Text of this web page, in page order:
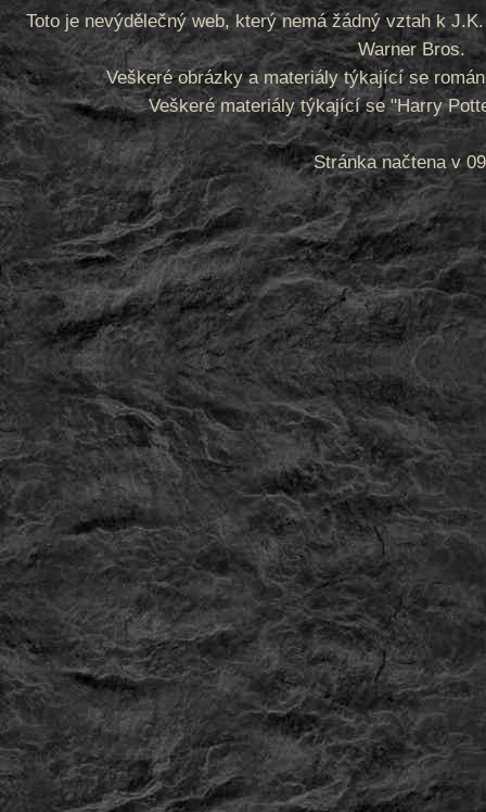
Toto je nevýdělečný web, který nemá žádný vztah k
Warner Bros.
Veškeré obrázky a materiály týkající se
Veškeré materiály týkající se "Harry
Stránka načtena v